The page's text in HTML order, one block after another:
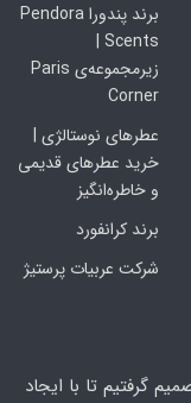
برند پندورا Pendora
Scents |
زیرمجموعه‌ی Paris
Corner
عطرهای نوستالژی |
خرید عطرهای قدیمی
و خاطره‌انگیز
برند کرانفورد
شرکت عربیات پرستیژ
گرفتیم تا با ایجاد